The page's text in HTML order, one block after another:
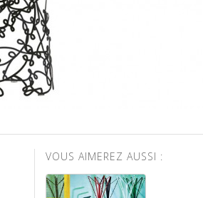
VOUS AIMEREZ AUSSI :